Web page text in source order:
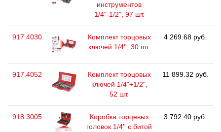
инструментов
1/4"-1/2", 97 шт.
917.4030
Комплект торцовых
ключей 1/4'', 30 шт.
4 269.68 руб.
917.4052
Комплект торцовых
ключей 1/4"+1/2",
52 шт.
11 899.32 руб.
918.3005
Коробка торцевых
головок 1/4'' с битой
3 792.40 руб.